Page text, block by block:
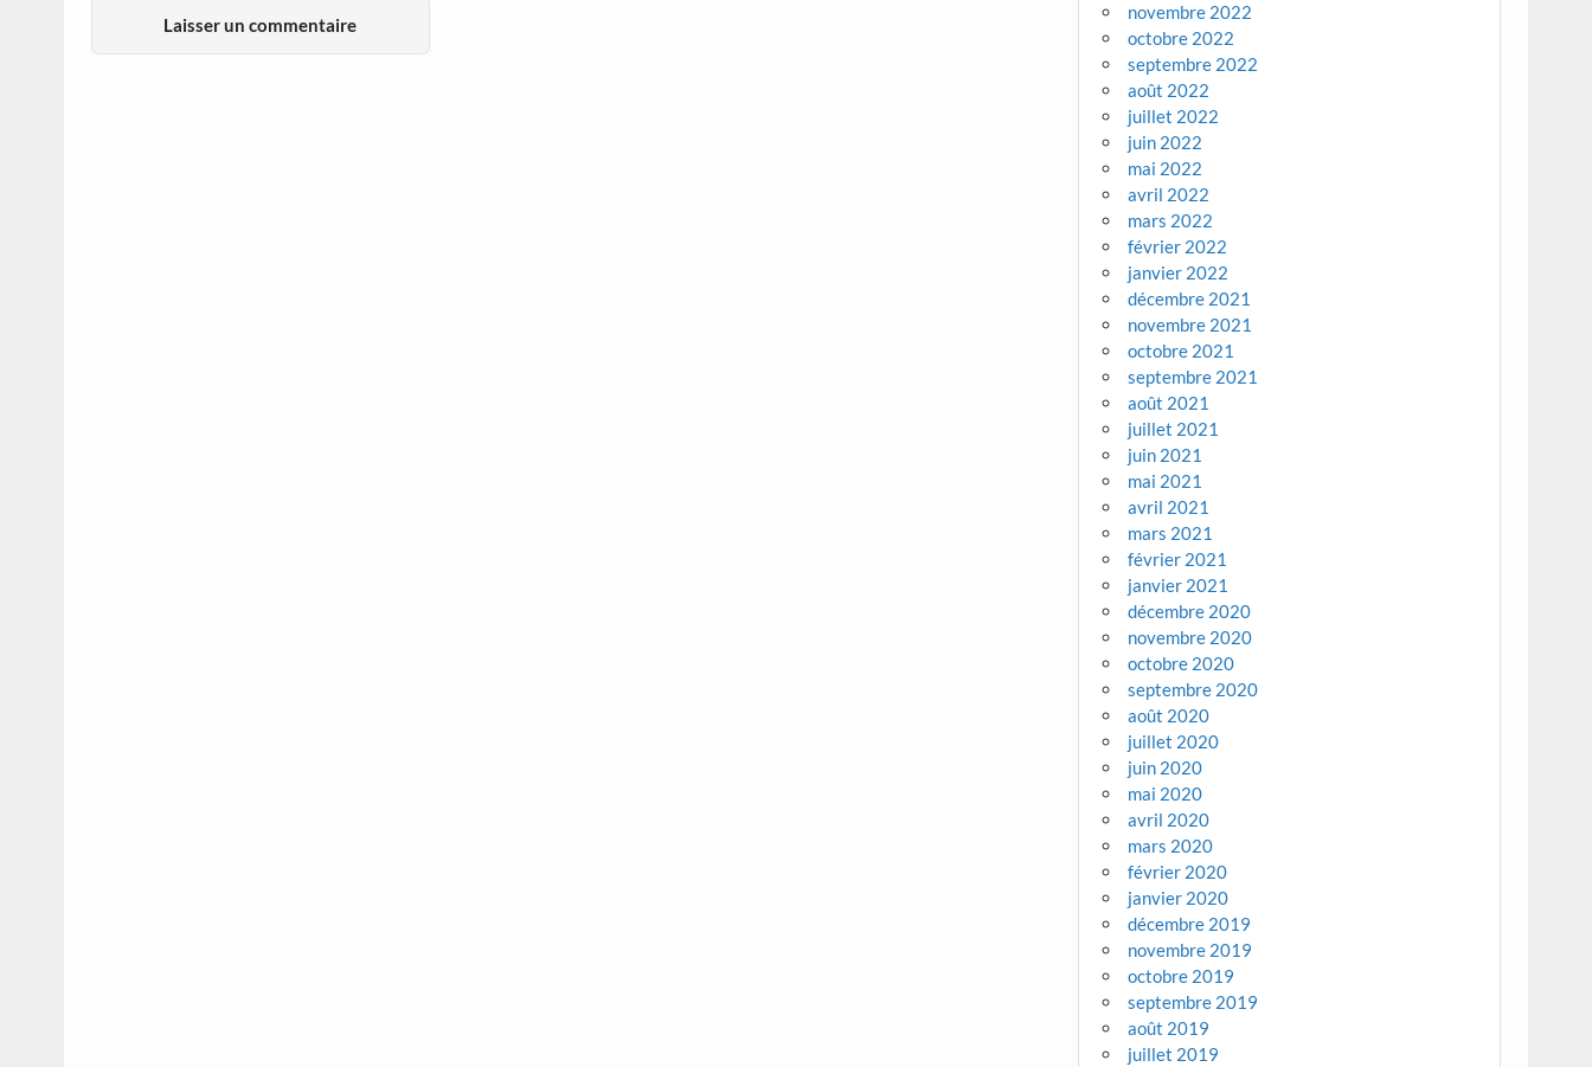
novembre 2022
octobre 2022
septembre 2022
août 2022
juillet 2022
juin 2022
mai 2022
avril 2022
mars 2022
février 2022
janvier 2022
décembre 2021
novembre 2021
octobre 2021
septembre 2021
août 2021
juillet 2021
juin 2021
mai 2021
avril 2021
mars 2021
février 2021
janvier 2021
décembre 2020
novembre 2020
octobre 2020
septembre 2020
août 2020
juillet 2020
juin 2020
mai 2020
avril 2020
mars 2020
février 2020
janvier 2020
décembre 2019
novembre 2019
octobre 2019
septembre 2019
août 2019
juillet 2019